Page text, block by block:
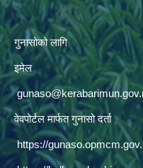
गुनासोको लागि
इमेल
वेवपोर्टल मार्फत गुनासो दर्ता
https://